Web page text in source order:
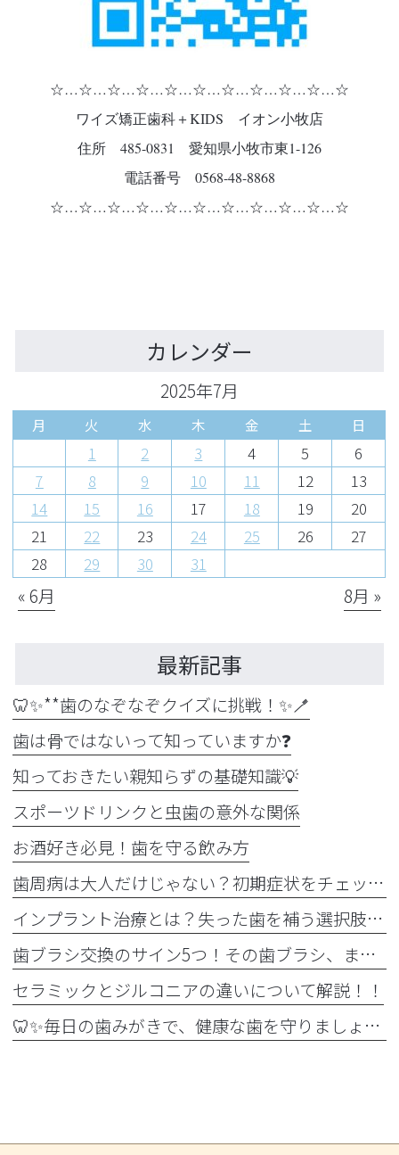
☆…☆…☆…☆…☆…☆…☆…☆…☆…☆…☆
ワイズ矯正歯科＋KIDS イオン小牧店
住所 485-0831 愛知県小牧市東1-126
電話番号 0568-48-8868
☆…☆…☆…☆…☆…☆…☆…☆…☆…☆…☆
カレンダー
2025年7月
月 火 水 木 金 土 日
1 2 3 4 5
6
7
8 9 10 11 12
13
14
15 16 17 18 19
20
21
22 23 24 25 26
27
28
29 30 31
« 6月 8月 »
最新記事
🦷✨**歯のなぞなぞクイズに挑戦！✨🪥
歯は骨ではないって知っていますか❓
知っておきたい親知らずの基礎知識💡
スポーツドリンクと虫歯の意外な関係
お酒好き必見！歯を守る飲み方
歯周病は大人だけじゃない？初期症状をチェック
インプラント治療とは？失った歯を補う選択肢を正しく知りましょう！！
歯ブラシ交換のサイン5つ！その歯ブラシ、まだ使っていませんか？🪥
セラミックとジルコニアの違いについて解説！！
🦷✨毎日の歯みがきで、健康な歯を守りましょう✨🪥